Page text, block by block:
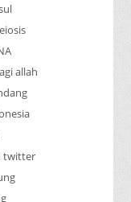
allah
twitter